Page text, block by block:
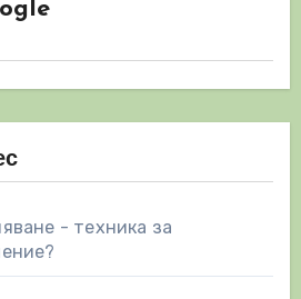
- техника за